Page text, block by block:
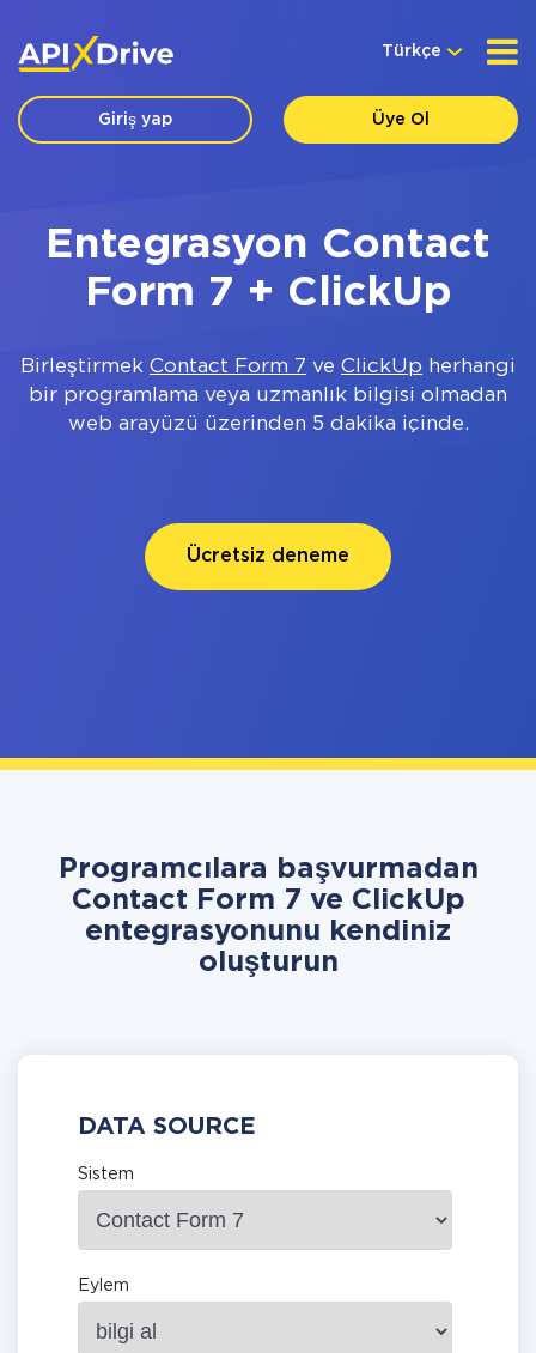
Türkçe
Giriş yap Üye Ol
Entegrasyon Contact
Form 7 + ClickUp
Birleştirmek Contact Form 7 ve ClickUp herhangi
bir programlama veya uzmanlık bilgisi olmadan
web arayüzü üzerinden 5 dakika içinde.
Ücretsiz deneme
Programcılara başvurmadan
Contact Form 7 ve ClickUp
entegrasyonunu kendiniz
oluşturun
DATA SOURCE
Sistem
Eylem